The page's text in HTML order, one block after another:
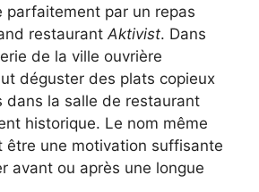
parfaitement par un repas
restaurant Aktivist. Dans
de la ville ouvrière
déguster des plats copieux
dans la salle de restaurant
historique. Le nom même
être une motivation suffisante
avant ou après une longue